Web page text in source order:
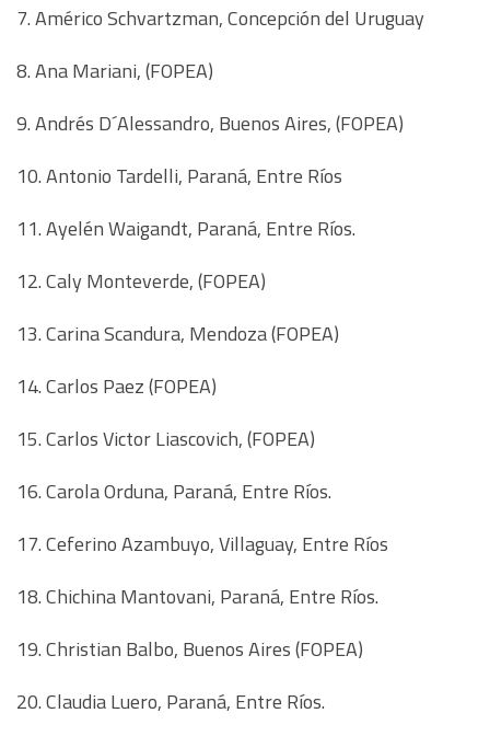
7. Américo Schvartzman, Concepción del Uruguay
8. Ana Mariani, (FOPEA)
9. Andrés D´Alessandro, Buenos Aires, (FOPEA)
10. Antonio Tardelli, Paraná, Entre Ríos
11. Ayelén Waigandt, Paraná, Entre Ríos.
12. Caly Monteverde, (FOPEA)
13. Carina Scandura, Mendoza (FOPEA)
14. Carlos Paez (FOPEA)
15. Carlos Victor Liascovich, (FOPEA)
16. Carola Orduna, Paraná, Entre Ríos.
17. Ceferino Azambuyo, Villaguay, Entre Ríos
18. Chichina Mantovani, Paraná, Entre Ríos.
19. Christian Balbo, Buenos Aires (FOPEA)
20. Claudia Luero, Paraná, Entre Ríos.